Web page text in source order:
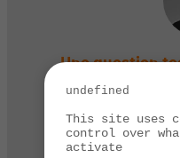
Une question
sur ce produit ?
Contactez notre
par téléphone de
undefined
This site uses
control over
activate